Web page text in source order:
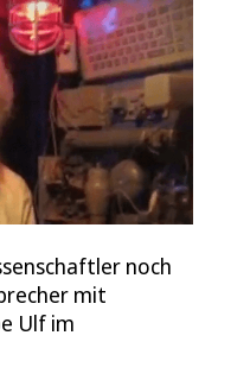
noch
mit
Ulf im